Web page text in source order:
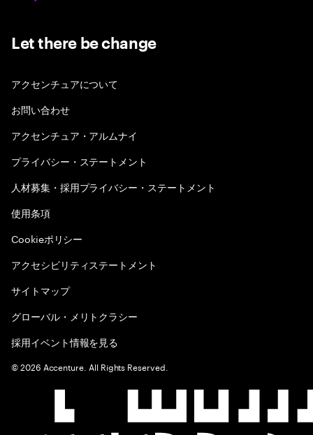
Let there be change
アクセンチュアについて
お問い合わせ
アクセンチュア・アルムナイ
プライバシー・ステートメント
人材募集・採用プライバシー・ステートメント
使用条項
Cookieポリシー
アクセシビリティステートメント
サイトマップ
グローバル・メリトクラシー
採用イベント情報を見る
©2026 Accenture. All Rights Reserved.